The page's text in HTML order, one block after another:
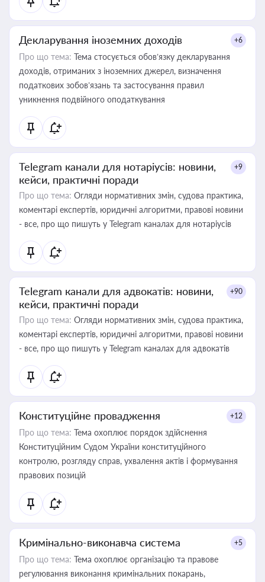
Декларування іноземних доходів +6
Про що тема: Тема стосується обов’язку декларування
доходів, отриманих з іноземних джерел, визначення
податкових зобов’язань та застосування правил
уникнення подвійного оподаткування
Telegram канали для нотаріусів: новини,
кейси, практичні поради
+9
Про що тема: Огляди нормативних змін, судова практика,
коментарі експертів, юридичні алгоритми, правові новини
- все, про що пишуть у Telegram каналах для нотаріусів
Telegram канали для адвокатів: новини,
кейси, практичні поради
+90
Про що тема: Огляди нормативних змін, судова практика,
коментарі експертів, юридичні алгоритми, правові новини
- все, про що пишуть у Telegram каналах для адвокатів
Конституційне провадження +12
Про що тема: Тема охоплює порядок здійснення
Конституційним Судом України конституційного
контролю, розгляду справ, ухвалення актів і формування
правових позицій
Кримінально-виконавча система +5
Про що тема: Тема охоплює організацію та правове
регулювання виконання кримінальних покарань,